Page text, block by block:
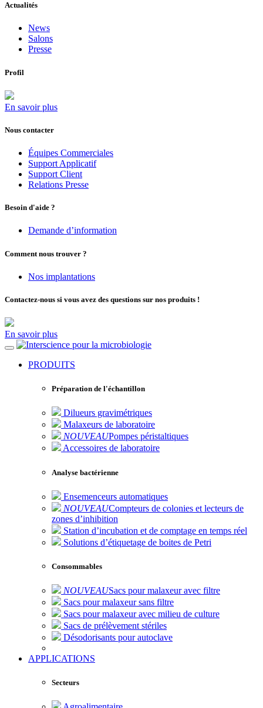
Actualités
News
Salons
Presse
Profil
En savoir plus
Nous contacter
Équipes Commerciales
Support Applicatif
Support Client
Relations Presse
Besoin d'aide ?
Demande d’information
Comment nous trouver ?
Nos implantations
Contactez-nous si vous avez des questions sur nos produits !
En savoir plus
pour la microbiologie
PRODUITS
Préparation de l'échantillon
Dilueurs gravimétriques
Malaxeurs de laboratoire
NOUVEAUPompes péristaltiques
Accessoires de laboratoire
Analyse bactérienne
Ensemenceurs automatiques
NOUVEAUCompteurs de colonies et lecteurs de
zones d’inhibition
Station d’incubation et de comptage en temps réel
Solutions d’étiquetage de boites de Petri
Consommables
NOUVEAUSacs pour malaxeur avec filtre
Sacs pour malaxeur sans filtre
Sacs pour malaxeur avec milieu de culture
Sacs de prélèvement stériles
Désodorisants pour autoclave
APPLICATIONS
Secteurs